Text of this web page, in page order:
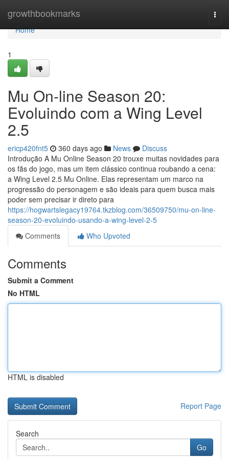
growthbookmarks
Home
Home
1
Mu On-line Season 20:
Evoluindo com a Wing Level
2.5
ericp420fnt5 360 days ago News
Discuss
Introdução A Mu Online Season 20 trouxe muitas novidades para
os fãs do jogo, mas um item clássico continua roubando a cena:
a Wing Level 2.5 Mu Online. Elas representam um marco na
progressão do personagem e são ideais para quem busca mais
poder sem precisar ir direto para
https://hogwartslegacy19764.tkzblog.com/36509750/mu-on-line-
season-20-evoluindo-usando-a-wing-level-2-5
Comments
Who Upvoted
Comments
Submit a Comment
No HTML
HTML is disabled
Report Page
Search
Go